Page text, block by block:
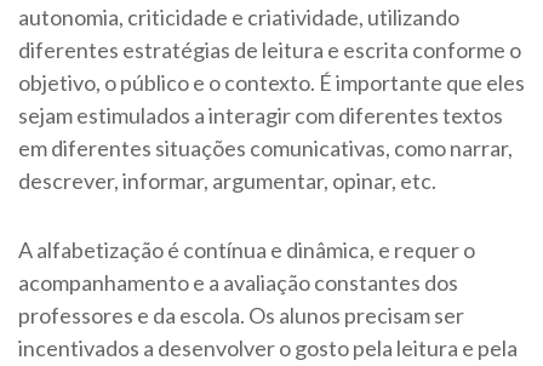
autonomia, criticidade e criatividade, utilizando
diferentes estratégias de leitura e escrita conforme o
objetivo, o público e o contexto. É importante que eles
sejam estimulados a interagir com diferentes textos
em diferentes situações comunicativas, como narrar,
descrever, informar, argumentar, opinar, etc.
A alfabetização é contínua e dinâmica, e requer o
acompanhamento e a avaliação constantes dos
professores e da escola. Os alunos precisam ser
incentivados a desenvolver o gosto pela leitura e pela